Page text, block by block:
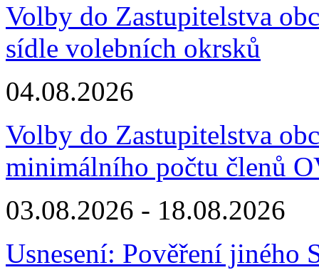
Volby do Zastupitelstva
sídle volebních okrsků
04.08.2026
Volby do Zastupitelstva
minimálního počtu členů
03.08.2026 - 18.08.2026
Usnesení: Pověření jiného